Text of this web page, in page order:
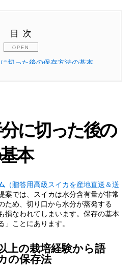
目次
切った後の保存方法の基本
の準備が重要
！スイカの冷蔵保存3つの極
り口の水分管理
れる切り口の処理方法
切な保存容器の選択
に切った後の
本
（贈答用高級スイカを産地直送＆送
案では、スイカは水分含有量が非常
ため、切り口から水分が蒸発する
損なわれてしまいます。保存の基本
」ことにあります。
上の栽培経験から語
の保存法